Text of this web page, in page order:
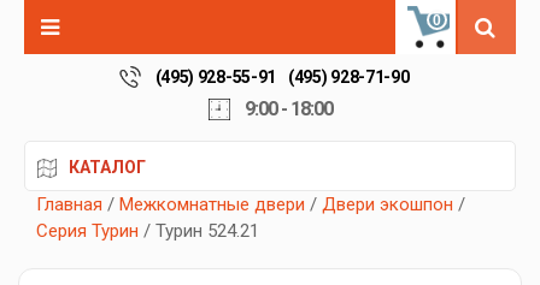
0
(495) 928-55-91 (495) 928-71-90
9:00 - 18:00
КАТАЛОГ
Главная / Межкомнатные двери / Двери экошпон /
Серия Турин / Турин 524.21